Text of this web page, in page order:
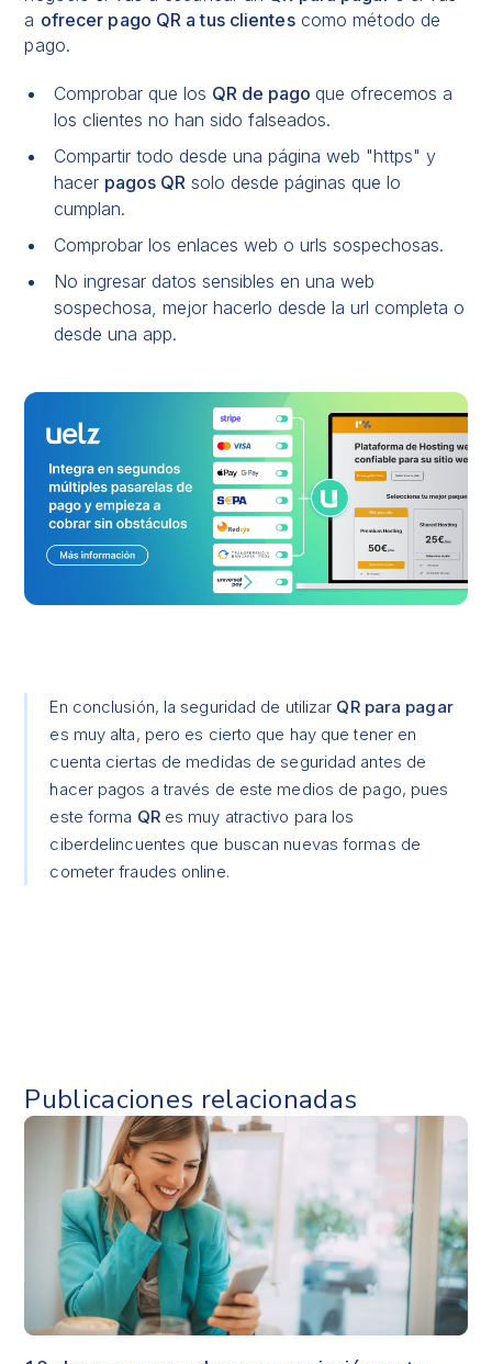
a ofrecer pago QR a tus clientescomo método de
pago.
Comprobar que los QR de pagoque ofrecemos a
los clientes no han sido falseados.
Compartir todo desde una página web "https" y
hacer pagos QR solo desde páginas que lo
cumplan.
Comprobar los enlaces web o urls sospechosas.
No ingresar datos sensibles en una web
sospechosa, mejor hacerlo desde la url completa o
desde una app.
En conclusión, la seguridad de utilizar QR para pagar
es muy alta, pero es cierto que hay que tener en
cuenta ciertas de medidas de seguridad antes de
hacer pagos a través de este medios de pago, pues
este forma QR es muy atractivo para los
ciberdelincuentes que buscan nuevas formas de
cometer fraudes online.
Publicaciones relacionadas
Finanzas